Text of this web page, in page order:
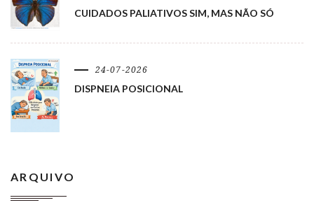
CUIDADOS PALIATIVOS SIM, MAS NÃO SÓ
24-07-2026
DISPNEIA POSICIONAL
ARQUIVO